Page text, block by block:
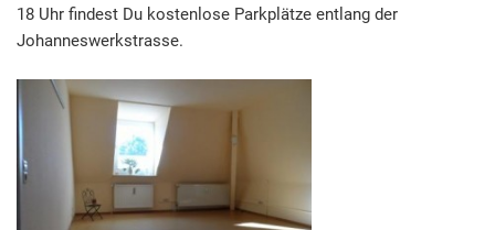
18 Uhr findest Du kostenlose Parkplätze entlang der
Johanneswerkstrasse.